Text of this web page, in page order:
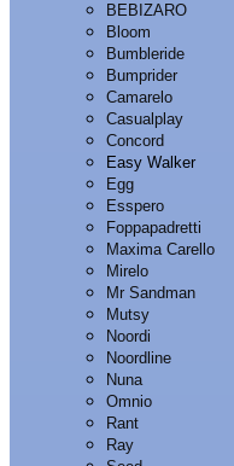
BEBIZARO
Bloom
Bumbleride
Bumprider
Camarelo
Casualplay
Concord
Easy Walker
Egg
Esspero
Foppapadretti
Maxima Carello
Mirelo
Mr Sandman
Mutsy
Noordi
Noordline
Nuna
Omnio
Rant
Ray